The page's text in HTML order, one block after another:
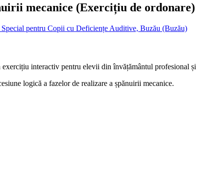
mecanice (Exercițiu de ordonare)
pentru Copii cu Deficiențe Auditive, Buzău (Buzău)
exercițiu interactiv pentru elevii din învățământul profesional
logică a fazelor de realizare a șpănuirii mecanice.